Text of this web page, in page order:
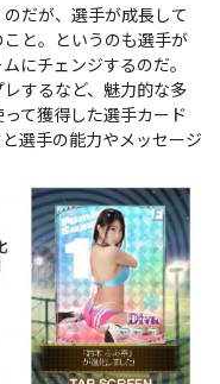
だが、選手が成長して
と。というのも選手が
にチェンジするのだ。
するなど、魅力的な多
て獲得した選手カード
選手の能力やメッセージ